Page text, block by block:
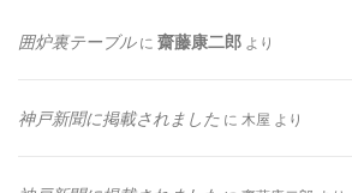
囲炉裏テーブルに 齋藤康二郎 より
神戸新聞に掲載されました に 木屋 より